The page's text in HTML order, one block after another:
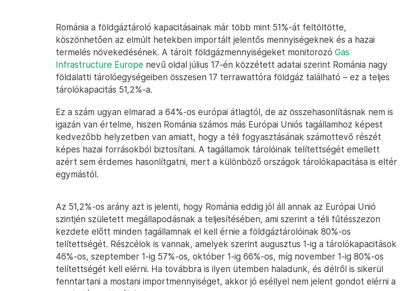
Románia a földgáztároló kapacitásainak már több mint 51%-át feltöltötte,
köszönhetően az elmúlt hetekben importált jelentős mennyiségeknek és a hazai
termelés növekedésének. A tárolt földgázmennyiségeket monitorozó Gas
Infrastructure Europe nevű oldal július 17-én közzétett adatai szerint Románia nagy
földalatti tárolóegységeiben összesen 17 terrawattóra földgáz található – ez a teljes
tárolókapacitás 51,2%-a.
Ez a szám ugyan elmarad a 64%-os európai átlagtól, de az összehasonlításnak nem is
igazán van értelme, hiszen Románia számos más Európai Uniós tagállamhoz képest
kedvezőbb helyzetben van amiatt, hogy a téli fogyasztásának számottevő részét
képes hazai forrásokból biztosítani. A tagállamok tárolóinak telítettségét emellett
azért sem érdemes hasonlítgatni, mert a különböző országok tárolókapacitása is eltér
egymástól.
Az 51,2%-os arány azt is jelenti, hogy Románia eddig jól áll annak az Európai Unió
szintjén született megállapodásnak a teljesítésében, ami szerint a téli fűtésszezon
kezdete előtt minden tagállamnak el kell érnie a földgáztárolóinak 80%-os
telítettségét. Részcélok is vannak, amelyek szerint augusztus 1-ig a tárolókapacitások
46%-os, szeptember 1-ig 57%-os, október 1-ig 66%-os, míg november 1-ig 80%-os
telítettségét kell elérni. Ha továbbra is ilyen ütemben haladunk, és délről is sikerül
fenntartani a mostani importmennyiséget, akkor jó eséllyel nem jelent gondot elérni a